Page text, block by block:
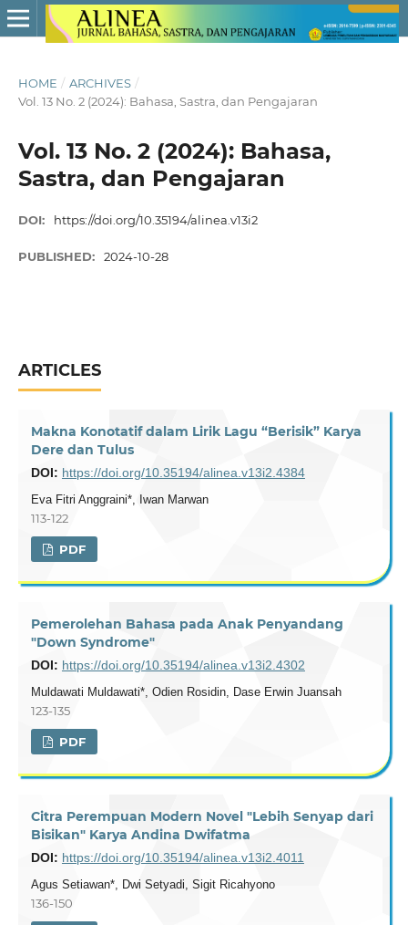
HOME / ARCHIVES /
Vol. 13 No. 2 (2024): Bahasa, Sastra, dan Pengajaran
Vol. 13 No. 2 (2024): Bahasa,
Sastra, dan Pengajaran
DOI: https://doi.org/10.35194/alinea.v13i2
PUBLISHED: 2024-10-28
ARTICLES
Makna Konotatif dalam Lirik Lagu “Berisik” Karya
Dere dan Tulus
DOI: https://doi.org/10.35194/alinea.v13i2.4384
Eva Fitri Anggraini*, Iwan Marwan
113-122
PDF
Pemerolehan Bahasa pada Anak Penyandang
"Down Syndrome"
DOI: https://doi.org/10.35194/alinea.v13i2.4302
Muldawati Muldawati*, Odien Rosidin, Dase Erwin Juansah
123-135
PDF
Citra Perempuan Modern Novel "Lebih Senyap dari
Bisikan" Karya Andina Dwifatma
DOI: https://doi.org/10.35194/alinea.v13i2.4011
Agus Setiawan*, Dwi Setyadi, Sigit Ricahyono
136-150